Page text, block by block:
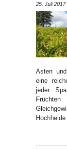
25. Juli 2017
Asten
eine
jeder